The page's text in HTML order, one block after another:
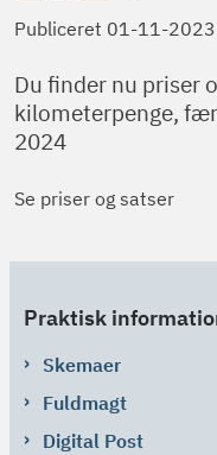
Publiceret 01-11-2023
Du finder nu priser
kilometerpenge,
2024
Se priser og satser
Praktisk
Skemaer
Fuldmagt
Digital Post